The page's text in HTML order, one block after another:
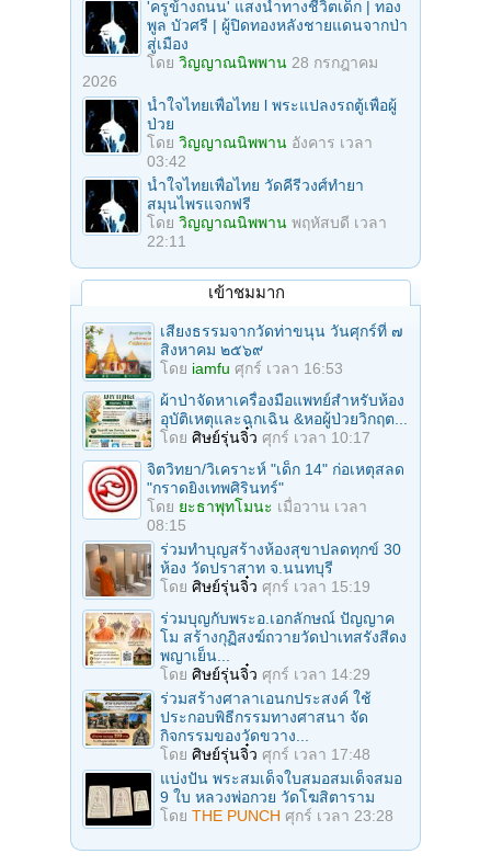
'ครูข้างถนน' แสงนำทางชีวิตเด็ก | ทอง
พูล บัวศรี | ผู้ปิดทองหลังชายแดนจากป่า
สู่เมือง
โดย วิญญาณนิพพาน 28 กรกฎาคม
2026
น้ำใจไทยเพื่อไทย l พระแปลงรถตู้เพื่อผู้
ป่วย
โดย วิญญาณนิพพาน อังคาร เวลา
03:42
น้ำใจไทยเพื่อไทย วัดคีรีวงศ์ทำยา
สมุนไพรแจกฟรี
โดย วิญญาณนิพพาน พฤหัสบดี เวลา
22:11
เข้าชมมาก
เสียงธรรมจากวัดท่าขนุน วันศุกร์ที่ ๗
สิงหาคม ๒๕๖๙
โดย iamfu ศุกร์ เวลา 16:53
ผ้าป่าจัดหาเครื่องมือแพทย์สำหรับห้อง
อุบัติเหตุและฉุกเฉิน &หอผู้ป่วยวิกฤต...
โดย ศิษย์รุ่นจิ๋ว ศุกร์ เวลา 10:17
จิตวิทยา/วิเคราะห์ "เด็ก 14" ก่อเหตุสลด
"กราดยิงเทพศิรินทร์"
โดย ยะธาพุทโมนะ เมื่อวาน เวลา
08:15
ร่วมทําบุญสร้างห้องสุขาปลดทุกข์ 30
ห้อง วัดปราสาท จ.นนทบุรี
โดย ศิษย์รุ่นจิ๋ว ศุกร์ เวลา 15:19
ร่วมบุญกับพระอ.เอกลักษณ์ ปัญญาค
โม สร้างกุฏิสงฆ์ถวายวัดป่าเทสรังสีดง
พญาเย็น...
โดย ศิษย์รุ่นจิ๋ว ศุกร์ เวลา 14:29
ร่วมสร้างศาลาเอนกประสงค์ ใช้
ประกอบพิธีกรรมทางศาสนา จัด
กิจกรรมของวัดขวาง...
โดย ศิษย์รุ่นจิ๋ว ศุกร์ เวลา 17:48
แบ่งปัน พระสมเด็จใบสมอสมเด็จสมอ
9 ใบ หลวงพ่อกวย วัดโฆสิตาราม
โดย THE PUNCH ศุกร์ เวลา 23:28